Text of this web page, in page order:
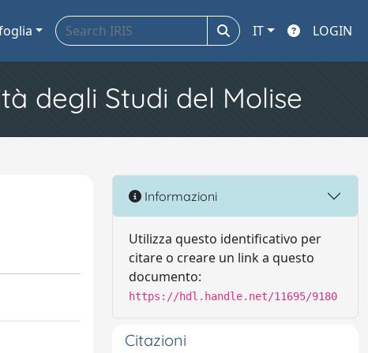
IT LOGIN
degli Studi del Molise
Informazioni
Utilizza questo identificativo per
citare o creare un link a questo
documento:
https://hdl.handle.net/11695/9180
Citazioni